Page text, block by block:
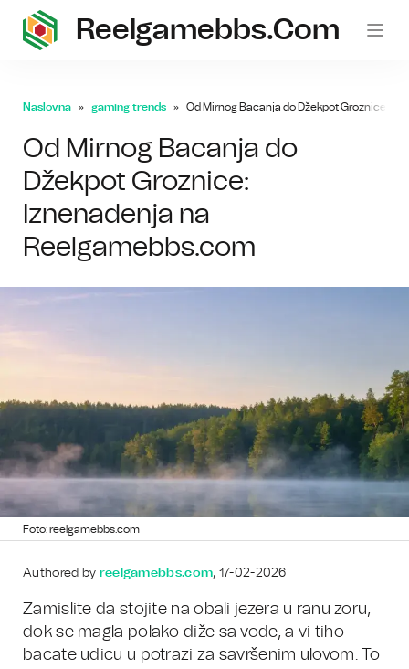
Reelgamebbs.com
Naslovna gaming trends Od Mirnog Bacanja do Džekpot Groznice:
Od Mirnog Bacanja do
Džekpot Groznice:
Iznenađenja na
Reelgamebbs.com
Foto: reelgamebbs.com
Authored by reelgamebbs.com, 17-02-2026
Zamislite da stojite na obali jezera u ranu zoru,
dok se magla polako diže sa vode, a vi tiho
bacate udicu u potrazi za savršenim ulovom. To